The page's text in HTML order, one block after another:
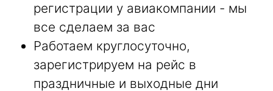
регистрации у авиакомпании - мы
все сделаем за вас
Работаем круглосуточно,
зарегистрируем на рейс в
праздничные и выходные дни